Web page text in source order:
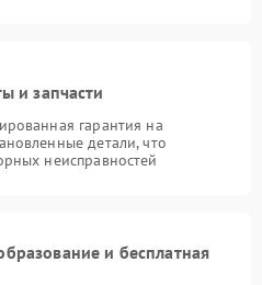
и запчасти
гарантия на
детали, что
неисправностей
и бесплатная